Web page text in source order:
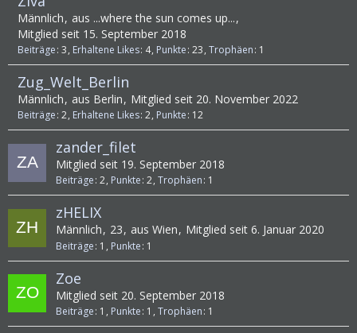
Männlich
aus ...where the sun comes up...
Mitglied seit 15. September 2018
Beiträge 3 Erhaltene Likes 4 Punkte 23 Trophäen 1
Zug_Welt_Berlin
Männlich aus Berlin Mitglied seit 20. November 2022
Beiträge 2 Erhaltene Likes 2 Punkte 12
zander_filet
Mitglied seit 19. September 2018
Beiträge 2 Punkte 2 Trophäen 1
zHELIX
Männlich 23 aus Wien Mitglied seit 6. Januar 2020
Beiträge 1 Punkte 1
Zoe
Mitglied seit 20. September 2018
Beiträge 1 Punkte 1 Trophäen 1